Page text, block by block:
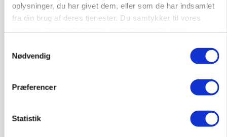
oplysninger, du har givet dem, eller som de har indsamlet
fra din brug af deres tjenester. Du samtykker til vores
Nødvendig
Præferencer
Statistik
MARKED